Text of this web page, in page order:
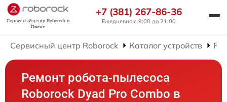
Сервисный центр Roborockв
Омске
+7 (381) 267-86-36
Ежедневно с 9:00 до 21:00
Сервисный центр Roborock Каталог устройств
Ремонт робота-пылесоса
Roborock Dyad Pro Combo в